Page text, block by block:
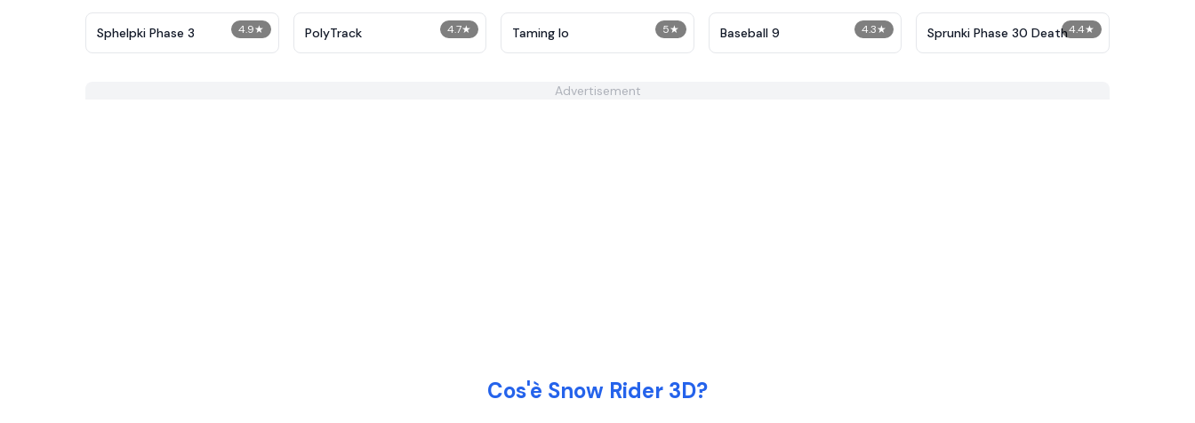
4.9★
Sphelpki Phase 3 4.7★
PolyTrack 5★
Taming Io 4.3★
Baseball 9 4.4★
Sprunki Phase 30 Death
Advertisement
Cos'è Snow Rider 3D?